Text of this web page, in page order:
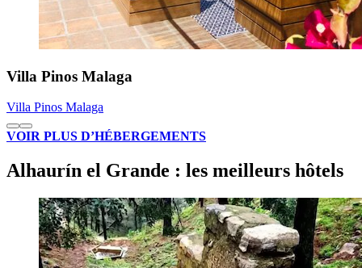
Villa Pinos Malaga
Villa Pinos Malaga
VOIR PLUS D’HÉBERGEMENTS
Alhaurín el Grande : les meilleurs hôtels